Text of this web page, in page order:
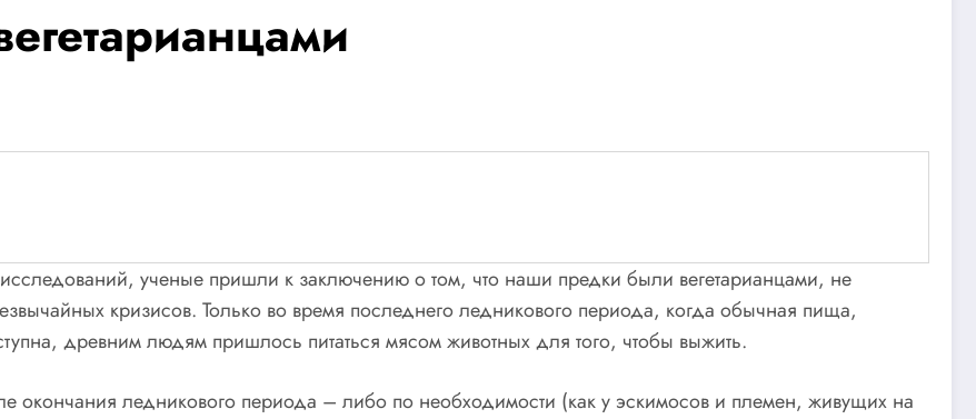
ученые пришли к заключению о том, что наши предки были вегетарианцами, не
кризисов. Только во время последнего ледникового периода, когда обычная пища,
древним людям пришлось питаться мясом животных для того, чтобы выжить.
окончания ледникового периода – либо по необходимости (как у эскимосов и племен, живущих на